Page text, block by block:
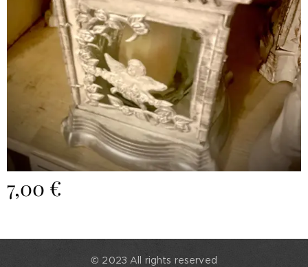
7,00 €
© 2023 All rights reserved